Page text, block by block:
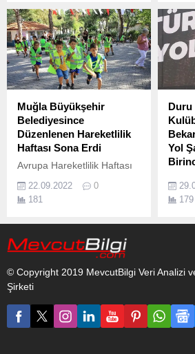
Muğla Büyükşehir
Belediyesince
Düzenlenen Hareketlilik
Haftası Sona Erdi
Avrupa Hareketlilik Haftası
(AHH) Muğla’da Büyükşehir
Belediyesi tarafından
değişik etkinliklerle kutlandı.
22.09.2022
0
181
Yol
179
© Copyright 2019 MevcutBilgi Veri Analizi
Şirketi